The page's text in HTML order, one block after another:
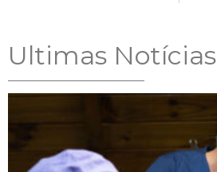
Ultimas Notícias